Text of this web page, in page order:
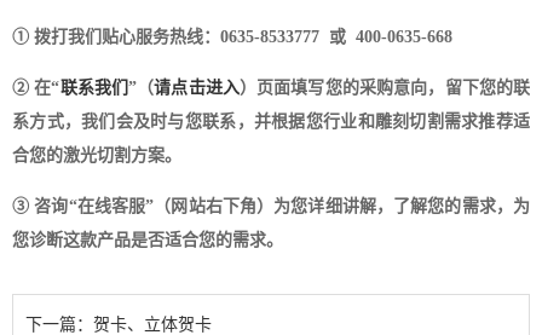
① 拨打我们贴心服务热线：0635-8533777 或 400-0635-668
② 在“联系我们”（请点击进入）页面填写您的采购意向，留下您的联
系方式，我们会及时与您联系，并根据您行业和雕刻切割需求推荐适
合您的激光切割方案。
③ 咨询“在线客服”（网站右下角）为您详细讲解，了解您的需求，为
您诊断这款产品是否适合您的需求。
下一篇：贺卡、立体贺卡